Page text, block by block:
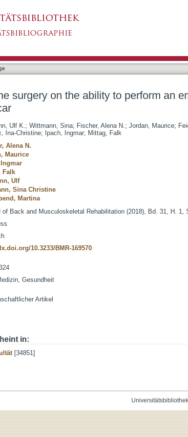
surgery on the ability to perform an
Ulf K.; Wittmann, Sina; Fischer, Alena N.; Jordan, Maurice;
Ina-Christine; Ipach, Ingmar; Mittag, Falk
Alena N.
Maurice
Ingmar
Falk
Ulf
Sina Christine
Martina
of Back and Musculoskeletal Rehabilitation (2018), Bd. 31, H. 1,
10.3233/BMR-169570
Gesundheit
Artikel
in:
[34851]
Universitätsbibliothek